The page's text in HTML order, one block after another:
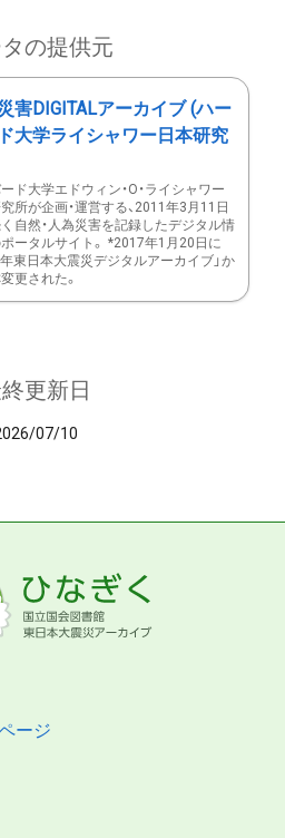
の提供元
害DIGITALアーカイブ (ハー
大学ライシャワー日本研究
ド大学エドウィン・O・ライシャワー
所が企画・運営する、2011年3月11日
自然・人為災害を記録したデジタル情
ータルサイト。 *2017年1月20日に
年東日本大震災デジタルアーカイブ」か
更された。
更新日
07/10
ージ